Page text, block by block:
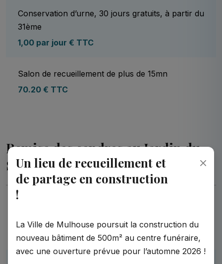
Un lieu de recueillement et
de partage en construction
!
La Ville de Mulhouse poursuit la construction du
nouveau bâtiment de 500m² au centre funéraire,
avec une ouverture prévue pour l’automne 2026 !
Conservation d’urne, 30 jours gratuits, à partir du
31ème
1,00 par jour € TTC
Salon de recueillement de plus de 15mn
70.20 € TTC
Remise des cendres au Jardin du
Souvenir
24 € TTC